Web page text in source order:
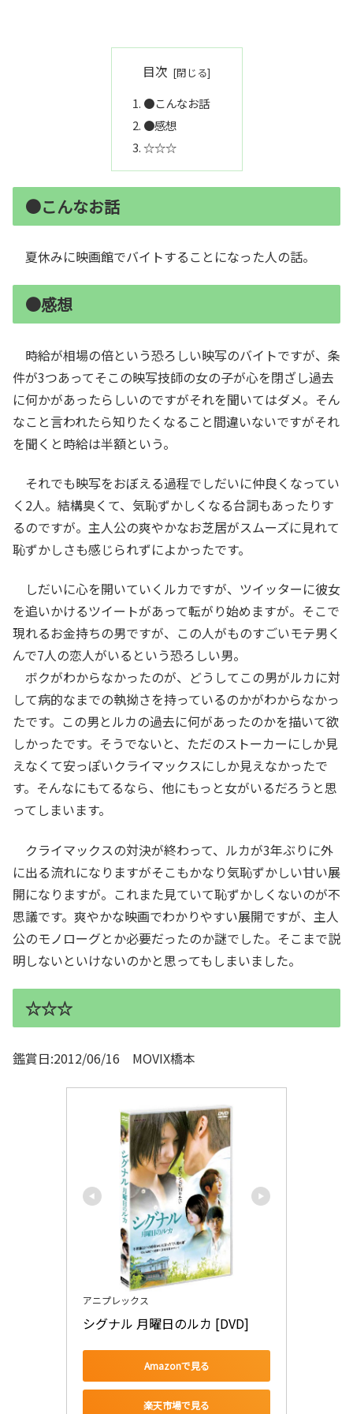
目次
●こんなお話
●感想
☆☆☆
●こんなお話
夏休みに映画館でバイトすることになった人の話。
●感想
時給が相場の倍という恐ろしい映写のバイトですが、条
件が3つあってそこの映写技師の女の子が心を閉ざし過去
に何かがあったらしいのですがそれを聞いてはダメ。そん
なこと言われたら知りたくなること間違いないですがそれ
を聞くと時給は半額という。
それでも映写をおぼえる過程でしだいに仲良くなってい
く2人。結構臭くて、気恥ずかしくなる台詞もあったりす
るのですが。主人公の爽やかなお芝居がスムーズに見れて
恥ずかしさも感じられずによかったです。
しだいに心を開いていくルカですが、ツイッターに彼女
を追いかけるツイートがあって転がり始めますが。そこで
現れるお金持ちの男ですが、この人がものすごいモテ男く
んで7人の恋人がいるという恐ろしい男。
ボクがわからなかったのが、どうしてこの男がルカに対
して病的なまでの執拗さを持っているのかがわからなかっ
たです。この男とルカの過去に何があったのかを描いて欲
しかったです。そうでないと、ただのストーカーにしか見
えなくて安っぽいクライマックスにしか見えなかったで
す。そんなにもてるなら、他にもっと女がいるだろうと思
ってしまいます。
クライマックスの対決が終わって、ルカが3年ぶりに外
に出る流れになりますがそこもかなり気恥ずかしい甘い展
開になりますが。これまた見ていて恥ずかしくないのが不
思議です。爽やかな映画でわかりやすい展開ですが、主人
公のモノローグとか必要だったのか謎でした。そこまで説
明しないといけないのかと思ってもしまいました。
☆☆☆
鑑賞日:2012/06/16 MOVIX橋本
アニプレックス
シグナル 月曜日のルカ [DVD]
Amazonで見る
楽天市場で見る